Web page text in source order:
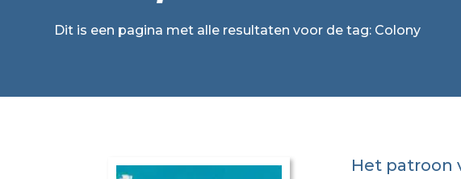
Dit is een pagina met alle resultaten voor de tag: Colony
Het patroon